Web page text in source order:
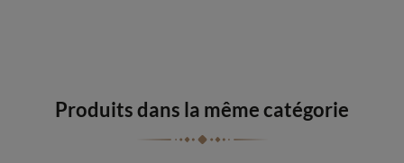
Produits dans la même catégorie